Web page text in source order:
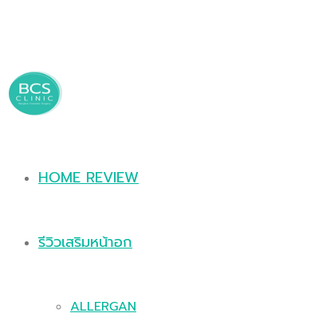
HOME REVIEW
รีวิวเสริมหน้าอก
ALLERGAN